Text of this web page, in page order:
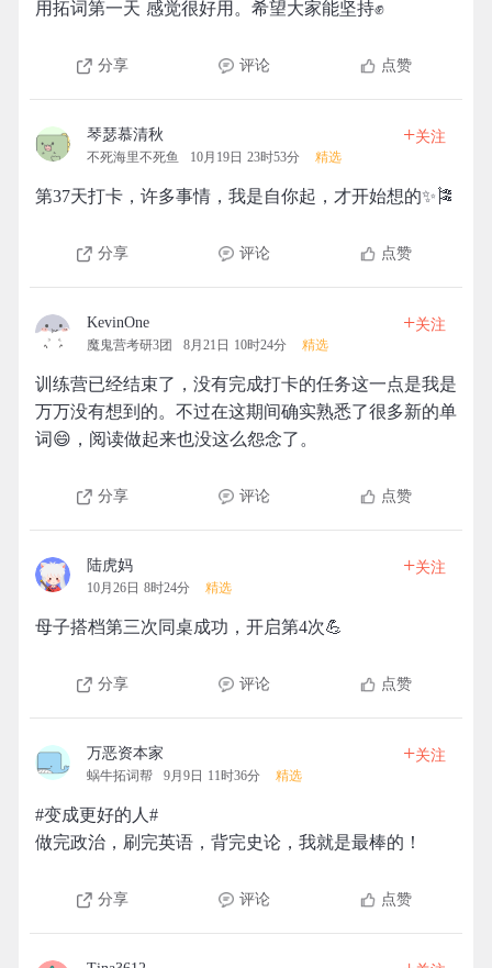
用拓词第一天 感觉很好用。希望大家能坚持✊
分享 评论 点赞
琴瑟慕清秋
不死海里不死鱼 10月19日 23时53分 精选
+关注
第37天打卡，许多事情，我是自你起，才开始想的✨🎏
分享 评论 点赞
KevinOne
魔鬼营考研3团 8月21日 10时24分 精选
+关注
训练营已经结束了，没有完成打卡的任务这一点是我是
万万没有想到的。不过在这期间确实熟悉了很多新的单
词😄，阅读做起来也没这么怨念了。
分享 评论 点赞
陆虎妈
10月26日 8时24分 精选
+关注
母子搭档第三次同桌成功，开启第4次💪
分享 评论 点赞
万恶资本家
蜗牛拓词帮 9月9日 11时36分 精选
+关注
#变成更好的人#
做完政治，刷完英语，背完史论，我就是最棒的！
分享 评论 点赞